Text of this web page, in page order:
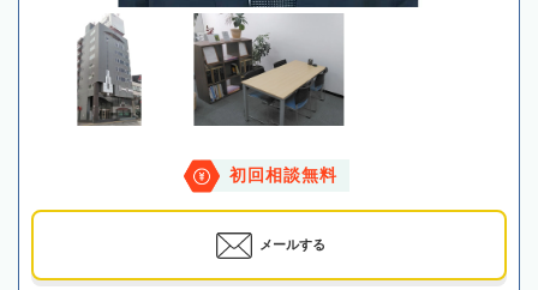
初回相談無料
メールする